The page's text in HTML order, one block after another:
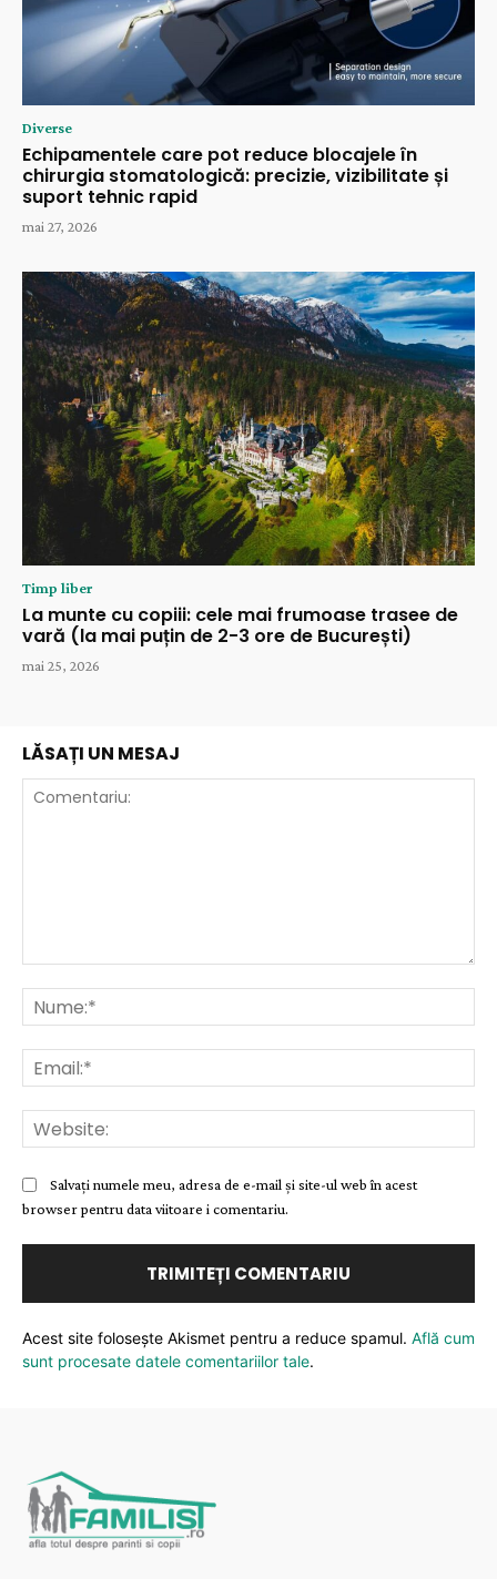
Diverse
Echipamentele care pot reduce blocajele în
chirurgia stomatologică: precizie, vizibilitate și
suport tehnic rapid
mai 27, 2026
Timp liber
La munte cu copiii: cele mai frumoase trasee de
vară (la mai puțin de 2-3 ore de București)
mai 25, 2026
LĂSAȚI UN MESAJ
Salvați numele meu, adresa de e-mail și site-ul web în acest
browser pentru data viitoare i comentariu.
Acest site folosește Akismet pentru a reduce spamul. Află cum
sunt procesate datele comentariilor tale.